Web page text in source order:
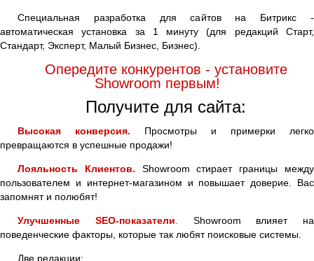
Специальная разработка для сайтов на Битрикс -
автоматическая установка за 1 минуту (для редакций Старт,
Стандарт, Эксперт, Малый Бизнес, Бизнес).
Опередите конкурентов - установите
Showroom первым!
Получите для сайта:
Высокая конверсия.
Просмотры и примерки легко
превращаются в успешные продажи!
Лояльность Клиентов. Showroom стирает границы между
пользователем и интернет-магазином и повышает доверие. Вас
запомнят и полюбят!
Улучшенные SEO-показатели
Showroom влияет на
поведенческие факторы, которые так любят поисковые системы.
Две редакции: